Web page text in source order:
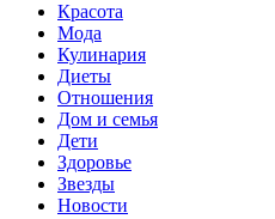
Красота
Мода
Кулинария
Диеты
Отношения
Дом и семья
Дети
Здоровье
Звезды
Новости